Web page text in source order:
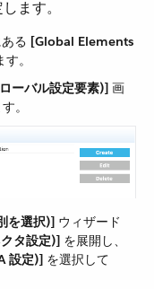
ます。
る [Global Elements
。
ーバル設定要素)] ​ 画
。
を選択)] ​ ウィザード
タ設定)] ​ を展開し、​
設定)] ​ を選択して ​